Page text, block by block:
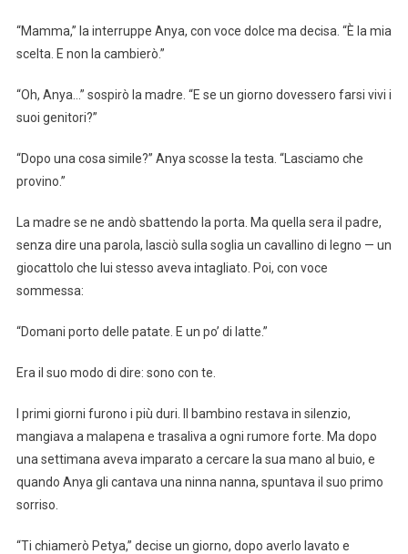
“Mamma,” la interruppe Anya, con voce dolce ma decisa. “È la mia
scelta. E non la cambierò.”
“Oh, Anya…” sospirò la madre. “E se un giorno dovessero farsi vivi i
suoi genitori?”
“Dopo una cosa simile?” Anya scosse la testa. “Lasciamo che
provino.”
La madre se ne andò sbattendo la porta. Ma quella sera il padre,
senza dire una parola, lasciò sulla soglia un cavallino di legno — un
giocattolo che lui stesso aveva intagliato. Poi, con voce
sommessa:
“Domani porto delle patate. E un po’ di latte.”
Era il suo modo di dire: sono con te.
I primi giorni furono i più duri. Il bambino restava in silenzio,
mangiava a malapena e trasaliva a ogni rumore forte. Ma dopo
una settimana aveva imparato a cercare la sua mano al buio, e
quando Anya gli cantava una ninna nanna, spuntava il suo primo
sorriso.
“Ti chiamerò Petya,” decise un giorno, dopo averlo lavato e